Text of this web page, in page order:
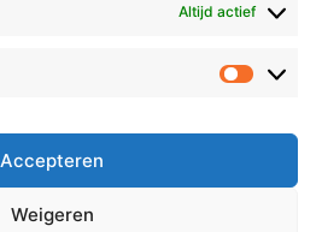
Altijd actief
Accepteren
Weigeren